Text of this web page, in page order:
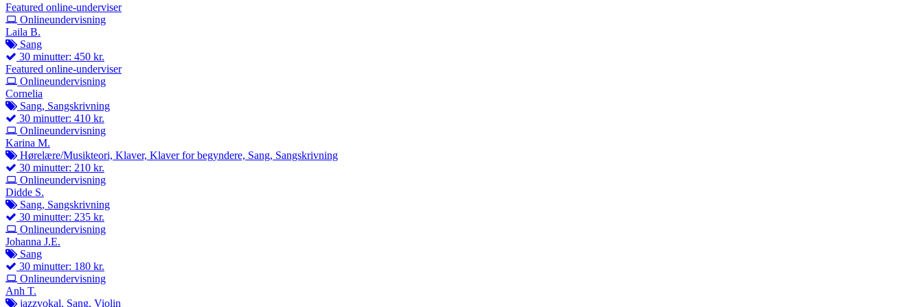
Featured online-underviser
Onlineundervisning
Laila B.
Sang
30 minutter: 450 kr.
Featured online-underviser
Onlineundervisning
Cornelia
Sang, Sangskrivning
30 minutter: 410 kr.
Onlineundervisning
Karina M.
Hørelære/Musikteori, Klaver, Klaver for begyndere, Sang, Sangskrivning
30 minutter: 210 kr.
Onlineundervisning
Didde S.
Sang, Sangskrivning
30 minutter: 235 kr.
Onlineundervisning
Johanna J.E.
Sang
30 minutter: 180 kr.
Onlineundervisning
Anh T.
jazzvokal, Sang, Violin